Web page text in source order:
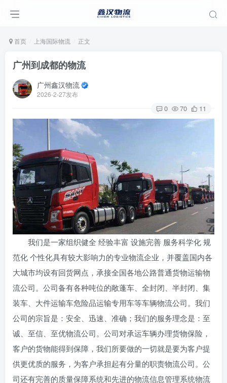
首页 上海国际物流 正文
广州到成都的物流
广州鑫汉物流
2026-2-27发布
0 70 11
我们是一家组织健全 经验丰富 设施完善 服务科学化 规
范化 个性化具有较大影响力的专业物流企业，并覆盖国内各
大城市均设有回货网点，承接全国各地公路普通货物运输物
流公司。公司备有各种吨位的敞蓬车、全封闭、半封闭、集
装车、大件运输车危险品运输专用车等车辆物流公司。我们
公司的宗旨是：安全、迅速、准确；我们的服务理念是：至
诚、至信、至优物流公司。公司对承运车辆办理货物保险，
客户的货物能得到保障，我们所要做的一切就是要为客户提
供更优质的服务，为客户承担起有分量的职责物流公司。公
司还有完善的质量保障系统和先进的物流信息管理系统物流